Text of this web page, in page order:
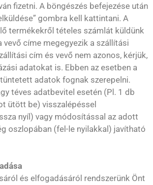
fizetni. A böngészés befejezése után
gombra kell kattintani. A
termékekről tételes számlát küldünk
vevő címe megegyezik a szállítási
cím és vevő nem azonos, kérjük,
adatokat is. Ebben az esetben a
adatok fognak szerepelni.
téves adatbevitel esetén (Pl. 1 db
ütött be) visszalépéssel
nyíl) vagy módosítással az adott
oszlopában (fel-le nyilakkal) javítható
és elfogadásáról rendszerünk Önt